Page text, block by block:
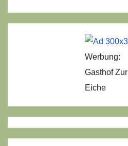
Werbung:
Gasthof Zur
Eiche